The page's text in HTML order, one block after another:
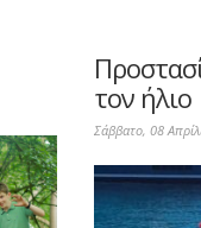
τον ήλιο
Σάββατο, 08